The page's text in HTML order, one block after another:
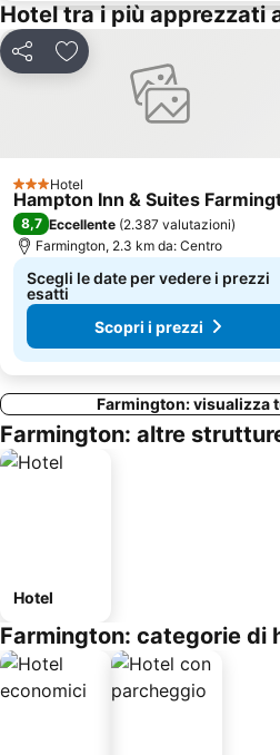
Hotel tra i più apprezzati
CondividiAggiungi ai preferiti
3 StelleHotel
Hampton Inn & Suites
8,7 Eccellente (2.387 valutazioni)
Farmington, 2.3 km da: Centro
Scegli le date per vedere i prezzi
esatti
Scopri i prezzi
Farmington: visualizza
Farmington: altre
Hotel
Farmington: categorie di